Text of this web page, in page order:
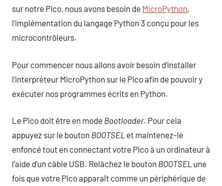
sur notre Pico, nous avons besoin de MicroPython,
l’implémentation du langage Python 3 conçu pour les
microcontrôleurs.
Pour commencer nous allons avoir besoin d’installer
l’interpréteur MicroPython sur le Pico afin de pouvoir y
exécuter nos programmes écrits en Python.
Le Pico doit être en mode Bootloader. Pour cela
appuyez sur le bouton BOOTSEL et maintenez-le
enfoncé tout en connectant votre Pico à un ordinateur à
l’aide d’un câble USB. Relâchez le bouton BOOTSEL une
fois que votre Pico apparaît comme un périphérique de